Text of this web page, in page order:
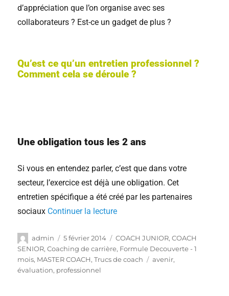
d’appréciation que l’on organise avec ses
collaborateurs ? Est-ce un gadget de plus ?
Qu’est ce qu’un entretien professionnel ?
Comment cela se déroule ?
Une obligation tous les 2 ans
Si vous en entendez parler, c’est que dans votre
secteur, l’exercice est déjà une obligation. Cet
entretien spécifique a été créé par les partenaires
sociaux Continuer la lecture
admin 5 février 2014 COACH JUNIOR,COACH
SENIOR,Coaching de carrière, Formule Decouverte - 1
mois, MASTER COACH,Trucs de coach avenir,
évaluation, professionnel